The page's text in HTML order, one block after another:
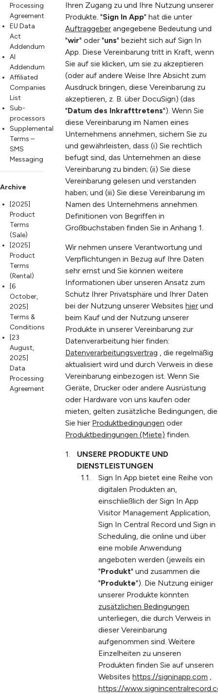
Processing
Agreement
EU Data
Act
Addendum
AI
Addendum
Affiliated
Companies
List
Sub-
processors
Supplemental
Terms –
SMS
Messaging
Archive
[2025]
Product
Terms
(Sale)
[2025]
Product
Terms
(Rental)
[6
October,
2025]
Terms &
Conditions
[23
August,
2025]
Data
Processing
Agreement
Ihren Zugang zu und Ihre Nutzung unserer
Produkte. "Sign In App" hat die unter
Auftraggeber angegebene Bedeutung und
"wir" oder "uns" bezieht sich auf Sign In
App. Diese Vereinbarung tritt in Kraft, wenn
Sie auf sie klicken, um sie zu akzeptieren
(oder auf andere Weise Ihre Absicht zum
Ausdruck bringen, diese Vereinbarung zu
akzeptieren, z. B. über DocuSign) (das
"Datum des Inkrafttretens"). Wenn Sie
diese Vereinbarung im Namen eines
Unternehmens annehmen, sichern Sie zu
und gewährleisten, dass (i) Sie rechtlich
befugt sind, das Unternehmen an diese
Vereinbarung zu binden; (ii) Sie diese
Vereinbarung gelesen und verstanden
haben; und (iii) Sie diese Vereinbarung im
Namen des Unternehmens annehmen.
Definitionen von Begriffen in
Großbuchstaben finden Sie in Anhang 1.
Wir nehmen unsere Verantwortung und
Verpflichtungen in Bezug auf Ihre Daten
sehr ernst und Sie können weitere
Informationen über unseren Ansatz zum
Schutz Ihrer Privatsphäre und Ihrer Daten
bei der Nutzung unserer Websiteshier und
beim Kauf und der Nutzung unserer
Produkte in unserer Vereinbarung zur
Datenverarbeitung hier finden:
Datenverarbeitungsvertrag , die regelmäßig
aktualisiert wird und durch Verweis in diese
Vereinbarung einbezogen ist. Wenn Sie
Geräte, Drucker oder andere Ausrüstung
oder Hardware von uns kaufen oder
mieten, gelten zusätzliche Bedingungen, die
Sie hier Produktbedingungen oder
Produktbedingungen (Miete) finden.
UNSERE PRODUKTE UND
DIENSTLEISTUNGEN
Sign In App bietet eine Reihe von
digitalen Produkten an,
einschließlich der Sign In App
Visitor Management Application,
Sign In Central Record und Sign in
Scheduling, die online und über
eine mobile Anwendung
angeboten werden (jeweils ein
"Produkt" und zusammen die
"Produkte"). Die Nutzung einiger
unserer Produkte könnten
zusätzlichen Bedingungen
unterliegen, die durch Verweis in
dieser Vereinbarung
aufgenommen sind. Weitere
Einzelheiten zu unseren
Produkten finden Sie auf unseren
Websiteshttps://signinapp.com ,
https://